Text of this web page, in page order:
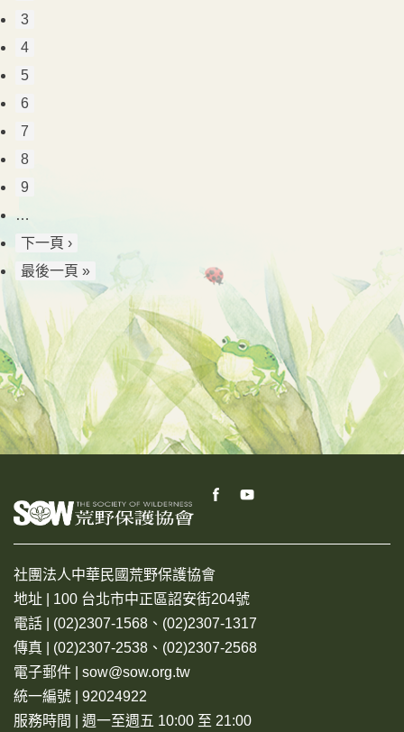
3
4
5
6
7
8
9
…
下一頁 ›
最後一頁 »
社團法人中華民國荒野保護協會
地址 | 100 台北市中正區詔安街204號
電話 | (02)2307-1568、(02)2307-1317
傳真 | (02)2307-2538、(02)2307-2568
電子郵件 | sow@sow.org.tw
統一編號 | 92024922
服務時間 | 週一至週五 10:00 至 21:00